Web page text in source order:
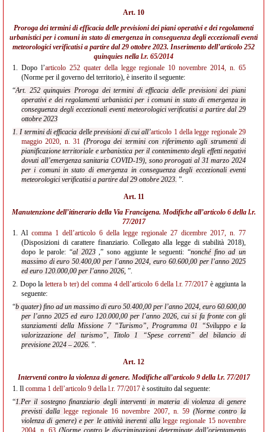
Art. 10
Proroga dei termini di efficacia delle previsioni dei piani operativi e dei regolamenti
urbanistici per i comuni in stato di emergenza in conseguenza degli eccezionali eventi
meteorologici verificatisi a partire dal 29 ottobre 2023. Inserimento dell’articolo 252
quinquies nella l.r. 65/2014
1. Dopo l’articolo 252 quater della legge regionale 10 novembre 2014, n. 65
(Norme per il governo del territorio), è inserito il seguente:
“Art. 252 quinquies Proroga dei termini di efficacia delle previsioni dei piani
operativi e dei regolamenti urbanistici per i comuni in stato di emergenza in
conseguenza degli eccezionali eventi meteorologici verificatisi a partire dal 29
ottobre 2023
1. I termini di efficacia delle previsioni di cui all’articolo 1 della legge regionale 29
maggio 2020, n. 31 (Proroga dei termini con riferimento agli strumenti di
pianificazione territoriale e urbanistica per il contenimento degli effetti negativi
dovuti all’emergenza sanitaria COVID-19), sono prorogati al 31 marzo 2024
per i comuni in stato di emergenza in conseguenza degli eccezionali eventi
meteorologici verificatisi a partire dal 29 ottobre 2023. ”.
Art. 11
Manutenzione dell’itinerario della Via Francigena. Modifiche all’articolo 6 della l.r.
77/2017
1. Al comma 1 dell’articolo 6 della legge regionale 27 dicembre 2017, n. 77
(Disposizioni di carattere finanziario. Collegato alla legge di stabilità 2018),
dopo le parole: “al 2023,” sono aggiunte le seguenti: “nonché fino ad un
massimo di euro 50.400,00 per l’anno 2024, euro 60.600,00 per l’anno 2025
ed euro 120.000,00 per l’anno 2026, ”.
2. Dopo la lettera b ter) del comma 4 dell’articolo 6 della l.r. 77/2017 è aggiunta la
seguente:
“b quater) fino ad un massimo di euro 50.400,00 per l’anno 2024, euro 60.600,00
per l’anno 2025 ed euro 120.000,00 per l’anno 2026, cui si fa fronte con gli
stanziamenti della Missione 7 “Turismo”, Programma 01 “Sviluppo e la
valorizzazione del turismo”, Titolo 1 “Spese correnti” del bilancio di
previsione 2024 – 2026. ”.
Art. 12
Interventi contro la violenza di genere. Modifiche all’articolo 9 della l.r. 77/2017
1. Il comma 1 dell’articolo 9 della l.r. 77/2017 è sostituito dal seguente:
“1.Per il sostegno finanziario degli interventi in materia di violenza di genere
previsti dallalegge regionale 16 novembre 2007, n. 59 (Norme contro la
violenza di genere) e per le attività inerenti alla legge regionale 15 novembre
2004, n. 63 (Norme contro le discriminazioni determinate dall’orientamento